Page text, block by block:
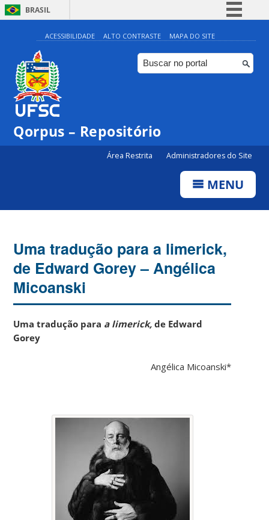
BRASIL
Simplifique!
Comunica BR
Participe
ACESSIBILIDADE ALTO CONTRASTE MAPA DO SITE
Qorpus – Repositório
Área Restrita Administradores do Site
MENU
Uma tradução para a limerick,
de Edward Gorey – Angélica
Micoanski
Uma tradução para a limerick,de Edward
Gorey
Angélica Micoanski*